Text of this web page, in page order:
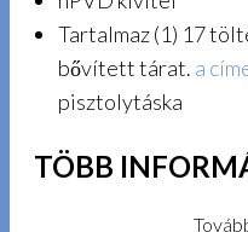
Tartalmaz (1) 17
bővített tárat. a
pisztolytáska
TÖBB